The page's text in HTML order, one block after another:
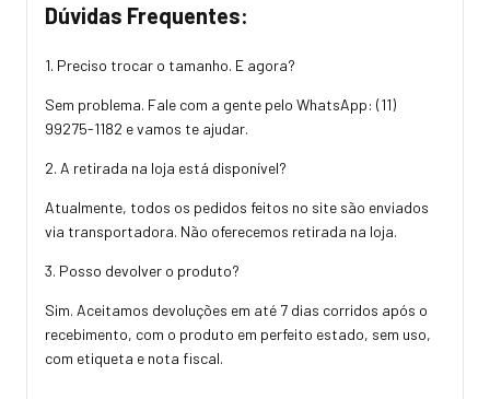
Dúvidas Frequentes:
1. Preciso trocar o tamanho. E agora?
Sem problema. Fale com a gente pelo WhatsApp: (11)
99275-1182 e vamos te ajudar.
2. A retirada na loja está disponível?
Atualmente, todos os pedidos feitos no site são enviados
via transportadora. Não oferecemos retirada na loja.
3. Posso devolver o produto?
Sim. Aceitamos devoluções em até 7 dias corridos após o
recebimento, com o produto em perfeito estado, sem uso,
com etiqueta e nota fiscal.